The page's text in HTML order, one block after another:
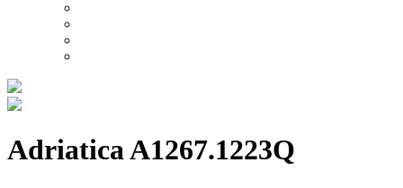
Adriatica A1267.1223Q